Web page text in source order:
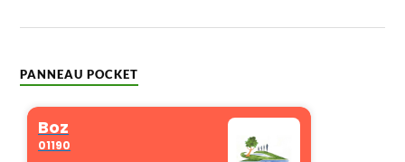
PANNEAU POCKET